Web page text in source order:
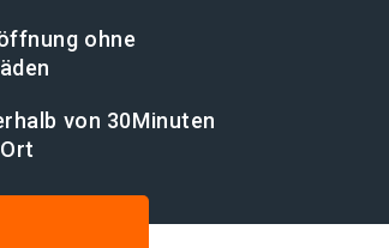
ohne
von 30Minuten